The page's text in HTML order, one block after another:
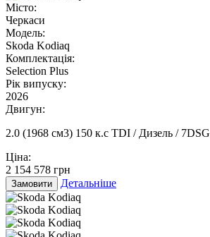
Місто:
Черкаси
Модель:
Skoda Kodiaq
Комплектація:
Selection Plus
Рік випуску:
2026
Двигун:
2.0 (1968 см3) 150 к.с TDI / Дизель / 7DSG
Ціна:
2 154 578 грн
Замовити Детальніше